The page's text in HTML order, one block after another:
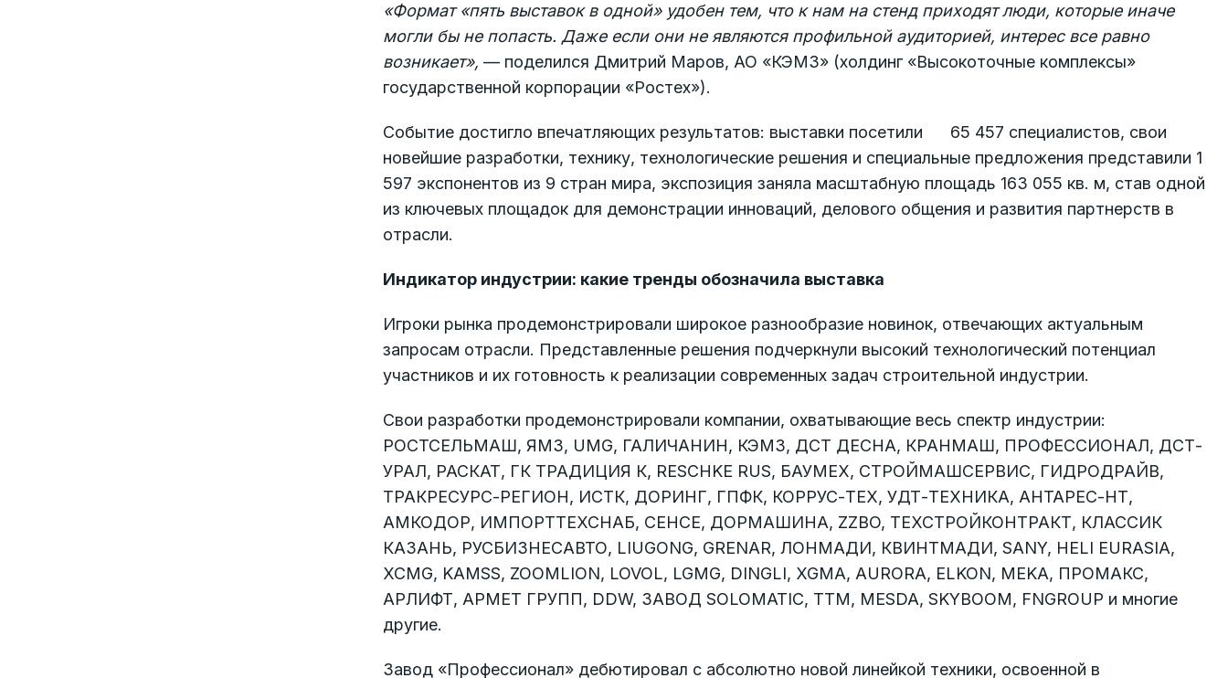
«Формат «пять выставок в одной» удобен тем, что к нам на стенд приходят люди, которые иначе
могли бы не попасть. Даже если они не являются профильной аудиторией, интерес все равно
возникает», — поделился Дмитрий Маров, АО «КЭМЗ» (холдинг «Высокоточные комплексы»
государственной корпорации «Ростех»).
Событие достигло впечатляющих результатов: выставки посетили 65 457 специалистов, свои
новейшие разработки, технику, технологические решения и специальные предложения представили 1
597 экспонентов из 9 стран мира, экспозиция заняла масштабную площадь 163 055 кв. м, став одной
из ключевых площадок для демонстрации инноваций, делового общения и развития партнерств в
отрасли.
Индикатор индустрии: какие тренды обозначила выставка
Игроки рынка продемонстрировали широкое разнообразие новинок, отвечающих актуальным
запросам отрасли. Представленные решения подчеркнули высокий технологический потенциал
участников и их готовность к реализации современных задач строительной индустрии.
Свои разработки продемонстрировали компании, охватывающие весь спектр индустрии:
РОСТСЕЛЬМАШ, ЯМЗ, UMG, ГАЛИЧАНИН, КЭМЗ, ДСТ ДЕСНА, КРАНМАШ, ПРОФЕССИОНАЛ, ДСТ-
УРАЛ, РАСКАТ, ГК ТРАДИЦИЯ К, RESCHKE RUS, БАУМЕХ, СТРОЙМАШСЕРВИС, ГИДРОДРАЙВ,
ТРАКРЕСУРС-РЕГИОН, ИСТК, ДОРИНГ, ГПФК, КОРРУС-ТЕХ, УДТ-ТЕХНИКА, АНТАРЕС-НТ,
АМКОДОР, ИМПОРТТЕХСНАБ, СЕНСЕ, ДОРМАШИНА, ZZBO, ТЕХСТРОЙКОНТРАКТ, КЛАССИК
КАЗАНЬ, РУСБИЗНЕСАВТО, LIUGONG, GRENAR, ЛОНМАДИ, КВИНТМАДИ, SANY, HELI EURASIA,
XCMG, KAMSS, ZOOMLION, LOVOL, LGMG, DINGLI, XGMA, AURORA, ELKON, MEKA, ПРОМАКС,
АРЛИФТ, АРМЕТ ГРУПП, DDW, ЗАВОД SOLOMATIC, ТТМ, MESDA, SKYBOOM, FNGROUP и многие
другие.
Завод «Профессионал» дебютировал с абсолютно новой линейкой техники, освоенной в